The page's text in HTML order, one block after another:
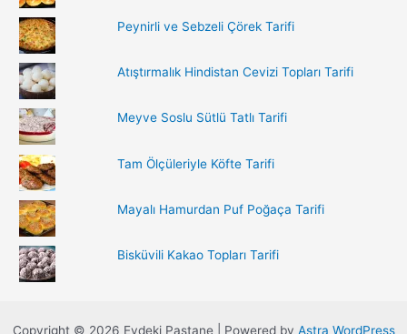
Peynirli ve Sebzeli Çörek Tarifi
Atıştırmalık Hindistan Cevizi Topları Tarifi
Meyve Soslu Sütlü Tatlı Tarifi
Tam Ölçüleriyle Köfte Tarifi
Mayalı Hamurdan Puf Poğaça Tarifi
Bisküvili Kakao Topları Tarifi
Copyright © 2026 Evdeki Pastane | Powered by Astra WordPress